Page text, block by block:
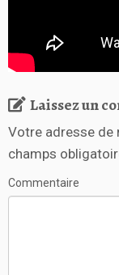
Laissez un
Votre adresse de
champs
Commentaire